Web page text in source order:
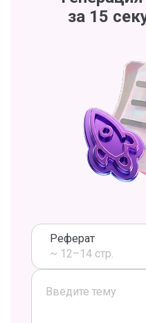
за 15
Реферат
~ 12–14 стр.